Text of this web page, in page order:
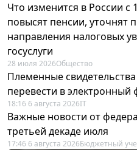
Что изменится в России с
повысят пенсии, уточнят
направления налоговых
госуслуги
28 июля 2026Общество
Племенные
перевести в электронный
18:16 6 августа 2026IT
Важные новости от
третьей декаде июля
17:46 6 августа 2026Бюджетный